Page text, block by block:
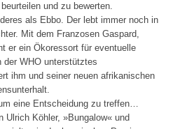
und zu bewerten.
als Ebbo. Der lebt immer noch in
Mit dem Franzosen Gaspard,
er ein Ökoressort für eventuelle
der WHO unterstütztes
ihm und seiner neuen afrikanischen
eine Entscheidung zu treffen…
Ulrich Köhler, »Bungalow« und